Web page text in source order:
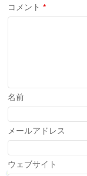
コメント*
名前
メールアドレス
ウェブサイト